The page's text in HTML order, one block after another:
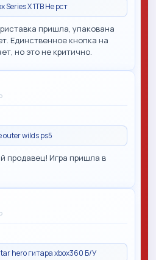
Series X 1TB Не рст
пришла, упакована
Единственное кнопка на
но это не критично.
outer wilds ps5
продавец! Игра пришла в
hero гитара xbox360 Б/У